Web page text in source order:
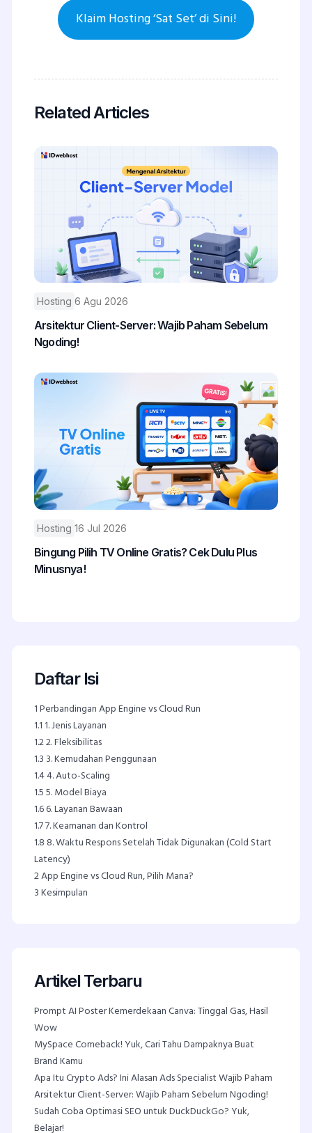
Klaim Hosting ‘Sat Set’ di Sini!
Related Articles
Hosting 6 Agu 2026
Arsitektur Client-Server: Wajib Paham Sebelum
Ngoding!
Hosting 16 Jul 2026
Bingung Pilih TV Online Gratis? Cek Dulu Plus
Minusnya!
Daftar Isi
1Perbandingan App Engine vs Cloud Run
1.11. Jenis Layanan
1.22. Fleksibilitas
1.3 3. Kemudahan Penggunaan
1.44. Auto-Scaling
1.55. Model Biaya
1.66. Layanan Bawaan
1.77. Keamanan dan Kontrol
1.8 8. Waktu Respons Setelah Tidak Digunakan (Cold Start
Latency)
2App Engine vs Cloud Run, Pilih Mana?
3Kesimpulan
Artikel Terbaru
Prompt AI Poster Kemerdekaan Canva: Tinggal Gas, Hasil
Wow
MySpace Comeback! Yuk, Cari Tahu Dampaknya Buat
Brand Kamu
Apa Itu Crypto Ads? Ini Alasan Ads Specialist Wajib Paham
Arsitektur Client-Server: Wajib Paham Sebelum Ngoding!
Sudah Coba Optimasi SEO untuk DuckDuckGo? Yuk,
Belajar!